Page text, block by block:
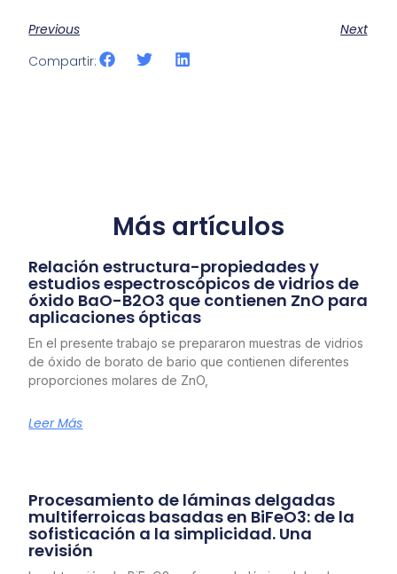
Previous
Next
Compartir:
Más artículos
Relación estructura-propiedades y
estudios espectroscópicos de vidrios de
óxido BaO-B2O3 que contienen ZnO para
aplicaciones ópticas
En el presente trabajo se prepararon muestras de vidrios
de óxido de borato de bario que contienen diferentes
proporciones molares de ZnO,
Leer Más
Procesamiento de láminas delgadas
multiferroicas basadas en BiFeO3: de la
sofisticación a la simplicidad. Una
revisión